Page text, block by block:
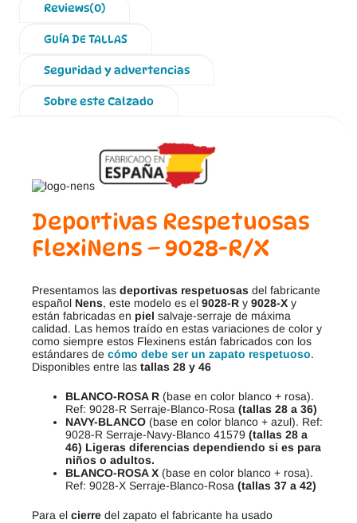
Reviews(0)
GUÍA DE TALLAS
Seguridad y advertencias
Sobre este Calzado
Deportivas Respetuosas
FlexiNens – 9028-R/X
Presentamos las deportivas respetuosas del fabricante
español Nens, este modelo es el 9028-R y 9028-X y
están fabricadas en piel salvaje-serraje de máxima
calidad. Las hemos traído en estas variaciones de color y
como siempre estos Flexinens están fabricados con los
estándares de cómo debe ser un zapato respetuoso.
Disponibles entre las tallas 28 y 46
BLANCO-ROSA R (base en color blanco + rosa).
Ref: 9028-R Serraje-Blanco-Rosa (tallas 28 a 36)
NAVY-BLANCO (base en color blanco + azul). Ref:
9028-R Serraje-Navy-Blanco 41579 (tallas 28 a
46) Ligeras diferencias dependiendo si es para
niños o adultos.
BLANCO-ROSA X (base en color blanco + rosa).
Ref: 9028-X Serraje-Blanco-Rosa (tallas 37 a 42)
Para el cierre del zapato el fabricante ha usado